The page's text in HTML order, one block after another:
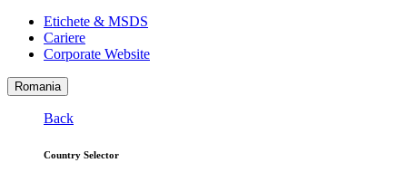
Etichete & MSDS
Cariere
Corporate Website
Romania
Back
Country Selector